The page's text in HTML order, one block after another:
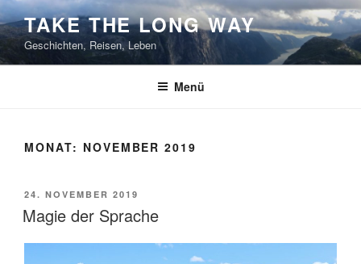
Zum
Inhalt
springen
TAKE THE LONG WAY
Geschichten, Reisen, Leben
Menü
MONAT: NOVEMBER 2019
VERÖFFENTLICHT
AM
24. NOVEMBER 2019
Magie der Sprache